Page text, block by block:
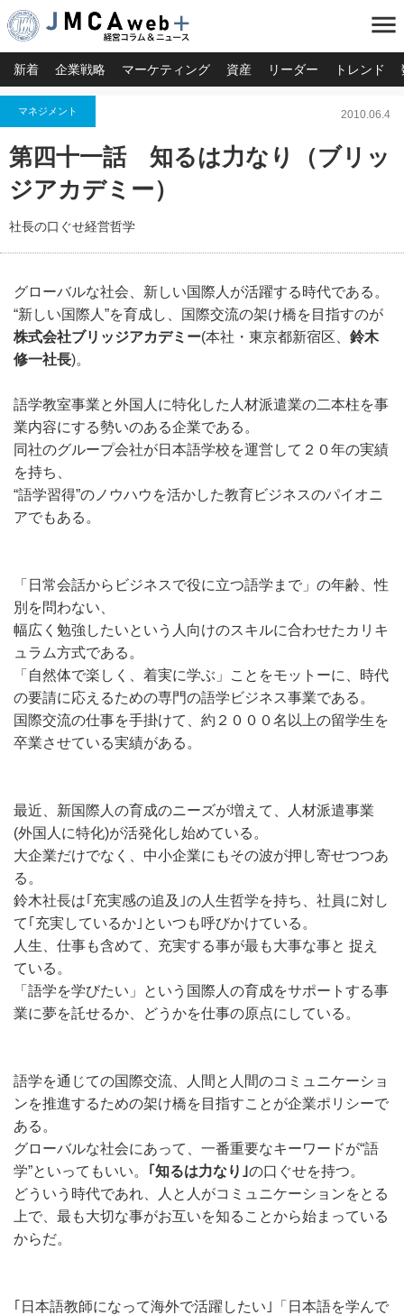
menu
新着 企業戦略 マーケティング 資産 リーダー トレンド
マネジメント 2010.06.4
第四十一話 知るは力なり（ブリッ
ジアカデミー）
社長の口ぐせ経営哲学
グローバルな社会、新しい国際人が活躍する時代である。
“新しい国際人”を育成し、国際交流の架け橋を目指すのが
株式会社ブリッジアカデミー(本社・東京都新宿区、 鈴木
修一社長)。
語学教室事業と外国人に特化した人材派遣業の二本柱を事
業内容にする勢いのある企業である。
同社のグループ会社が日本語学校を運営して２０年の実績
を持ち、
“語学習得”のノウハウを活かした教育ビジネスのパイオニ
アでもある。
「日常会話からビジネスで役に立つ語学まで」の年齢、性
別を問わない、
幅広く勉強したいという人向けのスキルに合わせたカリキ
ュラム方式である。
「自然体で楽しく、着実に学ぶ」ことをモットーに、時代
の要請に応えるための専門の語学ビジネス事業である。
国際交流の仕事を手掛けて、約２０００名以上の留学生を
卒業させている実績がある。
最近、新国際人の育成のニーズが増えて、人材派遣事業
(外国人に特化)が活発化し始めている。
大企業だけでなく、中小企業にもその波が押し寄せつつあ
る。
鈴木社長は｢充実感の追及｣の人生哲学を持ち、社員に対し
て｢充実しているか｣といつも呼びかけている。
人生、仕事も含めて、充実する事が最も大事な事と 捉え
ている。
「語学を学びたい」という国際人の育成をサポートする事
業に夢を託せるか、どうかを仕事の原点にしている。
語学を通じての国際交流、人間と人間のコミュニケーショ
ンを推進するための架け橋を目指すことが企業ポリシーで
ある。
グローバルな社会にあって、一番重要なキーワードが“語
学”といってもいい。
｢知るは力なり｣の口ぐせを持つ。
どういう時代であれ、人と人がコミュニケーションをとる
上で、最も大切な事がお互いを知ることから始まっている
からだ。
｢日本語教師になって海外で活躍したい｣「日本語を学んで